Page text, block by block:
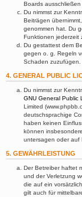
Boards ausschließen
Du nimmst zur
Beiträgen
genommen hat. Du
Funktionen jederzeit
Du gestattest dem
gegen o. g. Regeln
Schaden zuzufügen.
4. GENERAL PUBLIC
Du nimmst zur
GNU General Public
Limited
deutschsprachige
haben keinen
können
untersagen oder auf
5. GEWÄHRLEISTUNG
Der Betreiber haftet
und der Verletzung
die auf ein
gilt auch für